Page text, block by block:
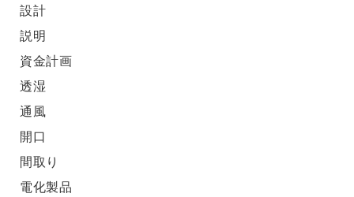
設計
説明
資金計画
透湿
通風
開口
間取り
電化製品